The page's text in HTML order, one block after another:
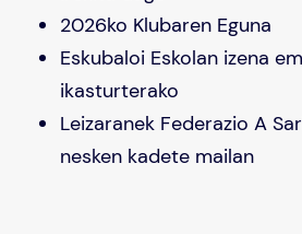
2026ko Klubaren Eguna
Eskubaloi Eskolan izena
ikasturterako
Leizaranek Federazio A
nesken kadete mailan